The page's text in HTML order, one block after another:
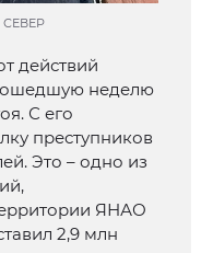
СЕВЕР
действий
неделю
С его
преступников
Это – одно из
ЯНАО
2,9 млн